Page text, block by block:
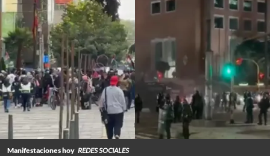
Manifestaciones hoy REDES SOCIALES